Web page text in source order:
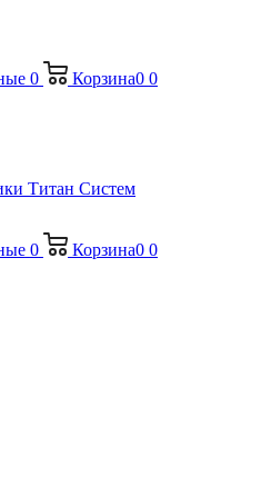
0 Корзина0 0
0 Корзина0 0